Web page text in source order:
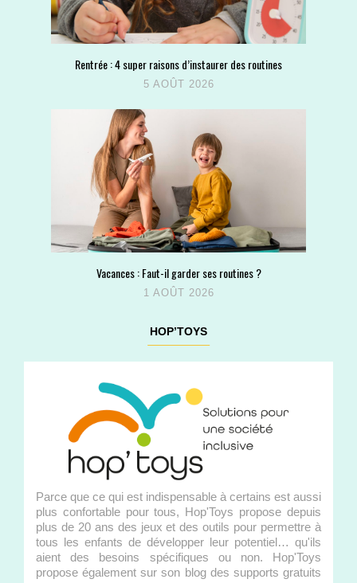
Rentrée : 4 super raisons d’instaurer des routines
5 AOÛT 2026
Vacances : Faut-il garder ses routines ?
1 AOÛT 2026
HOP’TOYS
Parce que ce qui est indispensable à certains est aussi
plus confortable pour tous, Hop'Toys propose depuis
plus de 20 ans des jeux et des outils pour permettre à
tous les enfants de développer leur potentiel… qu'ils
aient des besoins spécifiques ou non. Hop'Toys
propose également sur son blog des supports gratuits